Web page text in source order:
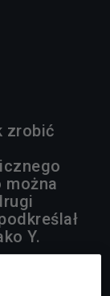
zrobić
można
Y.